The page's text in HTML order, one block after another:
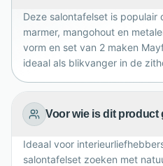
Deze salontafelset is populair
marmer, mangohout en
vorm en set van 2 maken
ideaal als blikvanger in de
Voor wie is dit product
Ideaal voor
salontafelset zoeken met